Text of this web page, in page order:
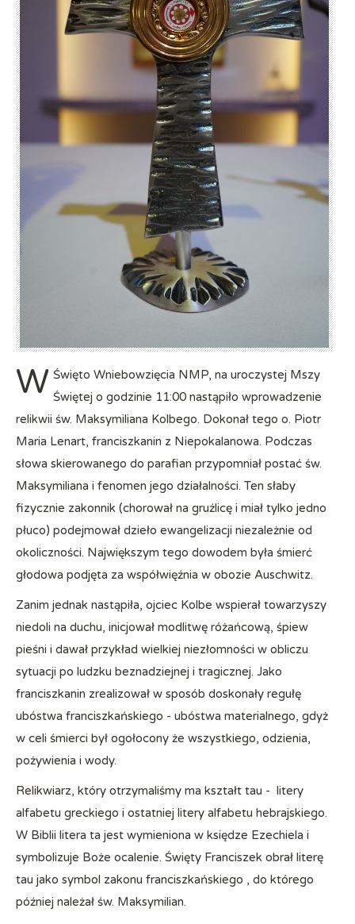
W Święto Wniebowzięcia NMP, na uroczystej Mszy
Świętej o godzinie 11:00 nastąpiło wprowadzenie
relikwii św. Maksymiliana Kolbego. Dokonał tego o. Piotr
Maria Lenart, franciszkanin z Niepokalanowa. Podczas
słowa skierowanego do parafian przypomniał postać św.
Maksymiliana i fenomen jego działalności. Ten słaby
fizycznie zakonnik (chorował na gruźlicę i miał tylko jedno
płuco) podejmował dzieło ewangelizacji niezależnie od
okoliczności. Największym tego dowodem była śmierć
głodowa podjęta za współwięźnia w obozie Auschwitz.
Zanim jednak nastąpiła, ojciec Kolbe wspierał towarzyszy
niedoli na duchu, inicjował modlitwę różańcową, śpiew
pieśni i dawał przykład wielkiej niezłomności w obliczu
sytuacji po ludzku beznadziejnej i tragicznej. Jako
franciszkanin zrealizował w sposób doskonały regułę
ubóstwa franciszkańskiego - ubóstwa materialnego, gdyż
w celi śmierci był ogołocony że wszystkiego, odzienia,
pożywienia i wody.
Relikwiarz, który otrzymaliśmy ma kształt tau - litery
alfabetu greckiego i ostatniej litery alfabetu hebrajskiego.
W Biblii litera ta jest wymieniona w księdze Ezechiela i
symbolizuje Boże ocalenie. Święty Franciszek obrał literę
tau jako symbol zakonu franciszkańskiego , do którego
później należał św. Maksymilian.